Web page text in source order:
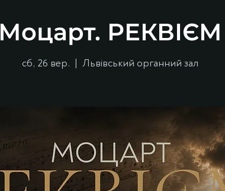
Моцарт. РЕКВІЄМ
сб, 26 вер.
  |
Львівський органний зал